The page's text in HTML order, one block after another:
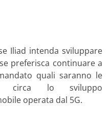
Iliad intenda sviluppare
preferisca continuare a
quali saranno le
circa lo sviluppo
operata dal 5G.